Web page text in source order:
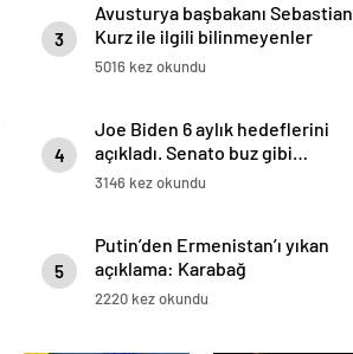
3
Avusturya başbakanı Sebastian
Kurz ile ilgili bilinmeyenler
5016 kez okundu
4
Joe Biden 6 aylık hedeflerini
açıkladı. Senato buz gibi…
3146 kez okundu
5
Putin’den Ermenistan’ı yıkan
açıklama: Karabağ
Azerbaycan’ın ayrılmaz bir
2220 kez okundu